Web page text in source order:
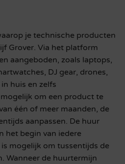
je technische producten
Grover. Via het platform
aangeboden, zoals laptops,
DJ gear, drones,
huis en zelfs
om een product te
één of meer maanden, de
aanpassen. De huur
het begin van iedere
mogelijk om tussentijds de
Wanneer de huurtermijn